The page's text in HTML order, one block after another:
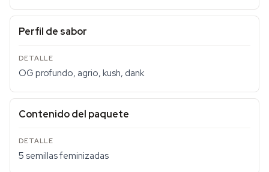
Perfil de sabor
OG profundo, agrio, kush, dank
Contenido del paquete
5 semillas feminizadas